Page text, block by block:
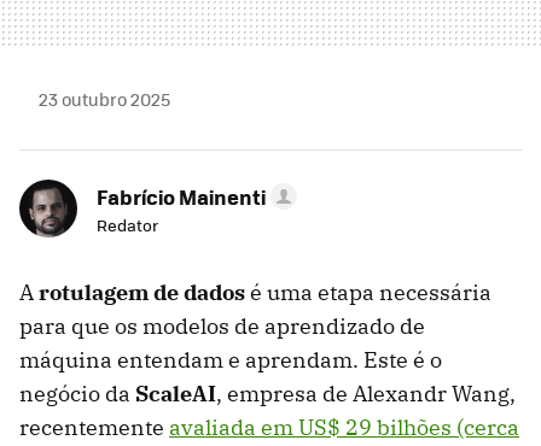
23 outubro 2025
Fabrício Mainenti
Redator
Arotulagem de dadosé uma etapa necessária
para que os modelos de aprendizado de
máquina entendam e aprendam. Este é o
negócio da ScaleAI, empresa de Alexandr Wang,
recentemente avaliada em US$ 29 bilhões (cerca